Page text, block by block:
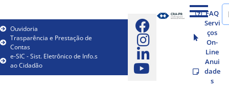
Ouvidoria
Trasparência e Prestação de
Contas
e-SIC - Sist. Eletrônico de Info.s
ao Cidadão
FAQ
Servi
ços
On-
Line
Anui
dade
s